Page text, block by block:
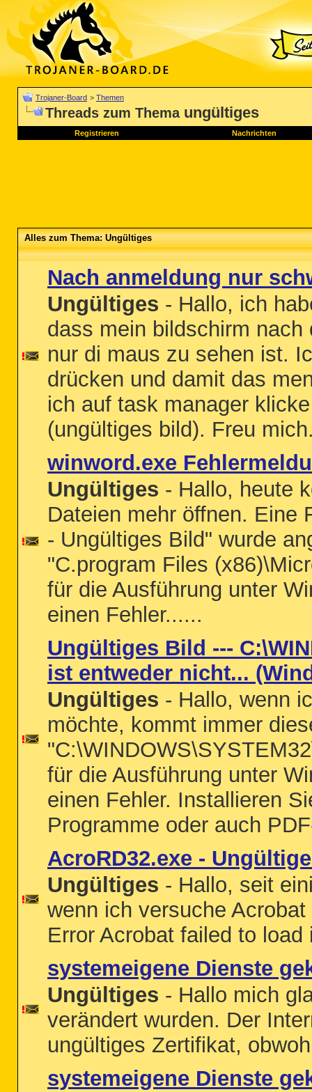
Trojaner-Board > Themen
Threads zum Thema ungültiges
Registrieren Nachrichten
Alles zum Thema: Ungültiges
Nach anmeldung nur
Ungültiges - Hallo, ich
dass mein bildschirm
nur di maus zu sehen ist.
drücken und damit das
ich auf task manager
(ungültiges bild). Freu
winword.exe
Ungültiges - Hallo, heute
Dateien mehr öffnen. Eine
- Ungültiges Bild" wurde
"C.program Files
für die Ausführung unter
einen Fehler......
Ungültiges Bild ---
ist entweder nicht...
Ungültiges - Hallo, wenn
möchte, kommt immer
für die Ausführung unter
einen Fehler. Installieren
Programme oder auch
AcroRD32.exe -
Ungültiges - Hallo, seit
wenn ich versuche
Error Acrobat failed to
systemeigene Dienste
Ungültiges - Hallo mich
verändert wurden. Der
ungültiges Zertifikat,
systemeigene Dienste